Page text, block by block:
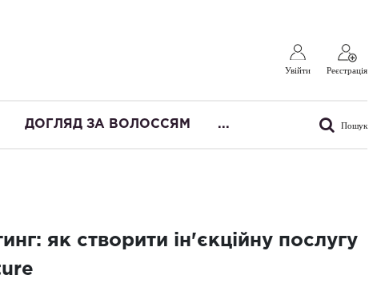
Увійти Реєстрація
ДОГЛЯД ЗА ВОЛОССЯМ ... Пошук
як створити ін'єкційну послугу